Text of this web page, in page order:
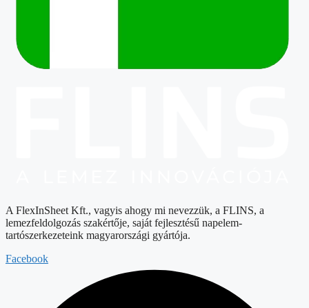
A FlexInSheet Kft., vagyis ahogy mi nevezzük, a FLINS, a
lemezfeldolgozás szakértője, saját fejlesztésű napelem-
tartószerkezeteink magyarországi gyártója.
Facebook